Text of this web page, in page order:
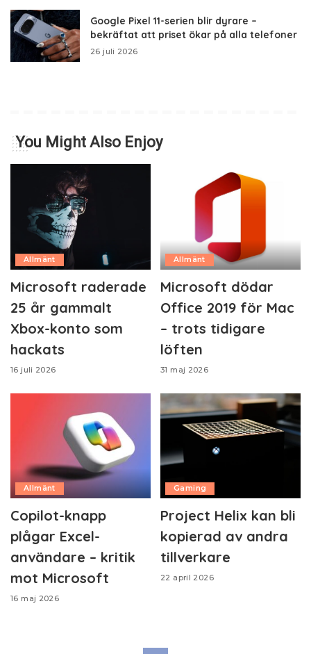
Google Pixel 11-serien blir dyrare –
bekräftat att priset ökar på alla telefoner
26 juli 2026
You Might Also Enjoy
Allmänt
Microsoft raderade
25 år gammalt
Xbox-konto som
hackats
16 juli 2026
Allmänt
Microsoft dödar
Office 2019 för Mac
– trots tidigare
löften
31 maj 2026
Allmänt
Copilot-knapp
plågar Excel-
användare – kritik
mot Microsoft
16 maj 2026
Gaming
Project Helix kan bli
kopierad av andra
tillverkare
22 april 2026